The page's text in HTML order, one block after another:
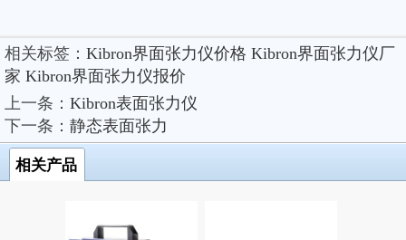
相关标签： Kibron界面张力仪价格 Kibron界面张力仪厂
家 Kibron界面张力仪报价
上一条： Kibron表面张力仪
下一条： 静态表面张力
相关产品